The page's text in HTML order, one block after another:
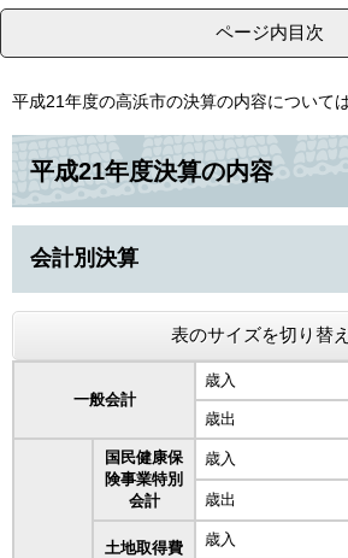
へ
ページ内目次
平成21年度の高浜市の決算の内容について
平成21年度決算の内容
会計別決算
表のサイズを切り替
一般会計
歳入
歳出
国民健康保
険事業特別
会計
歳入
歳出
土地取得費
歳入